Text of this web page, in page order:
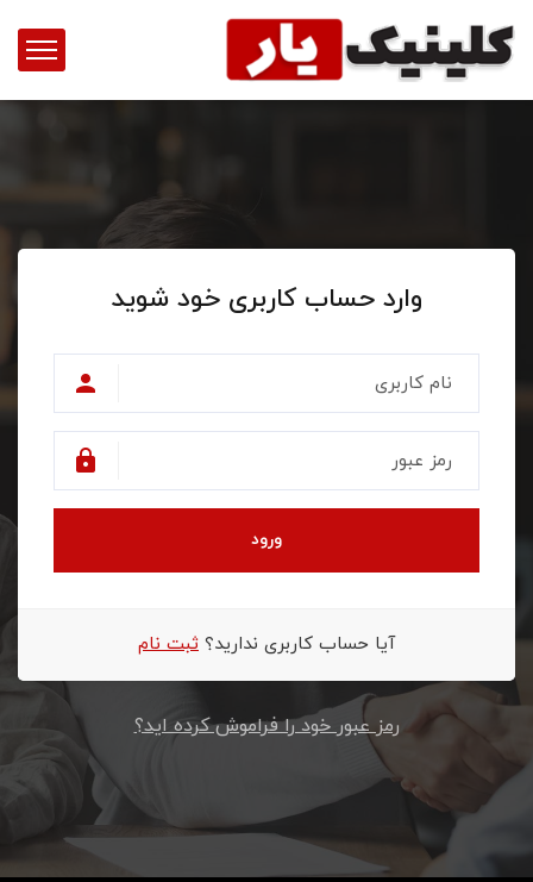
وارد حساب کاربری خود شوید
ورود
آیا حساب کاربری ندارید؟ ثبت نام
رمز عبور خود را فراموش کرده اید؟